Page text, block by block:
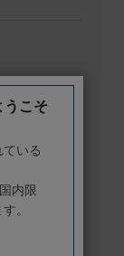
）、16:9
こそ
いる
内限
。